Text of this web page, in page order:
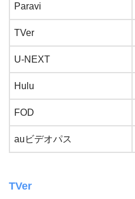
Paravi
TVer
U-NEXT
Hulu
FOD
auビデオパス
TVer